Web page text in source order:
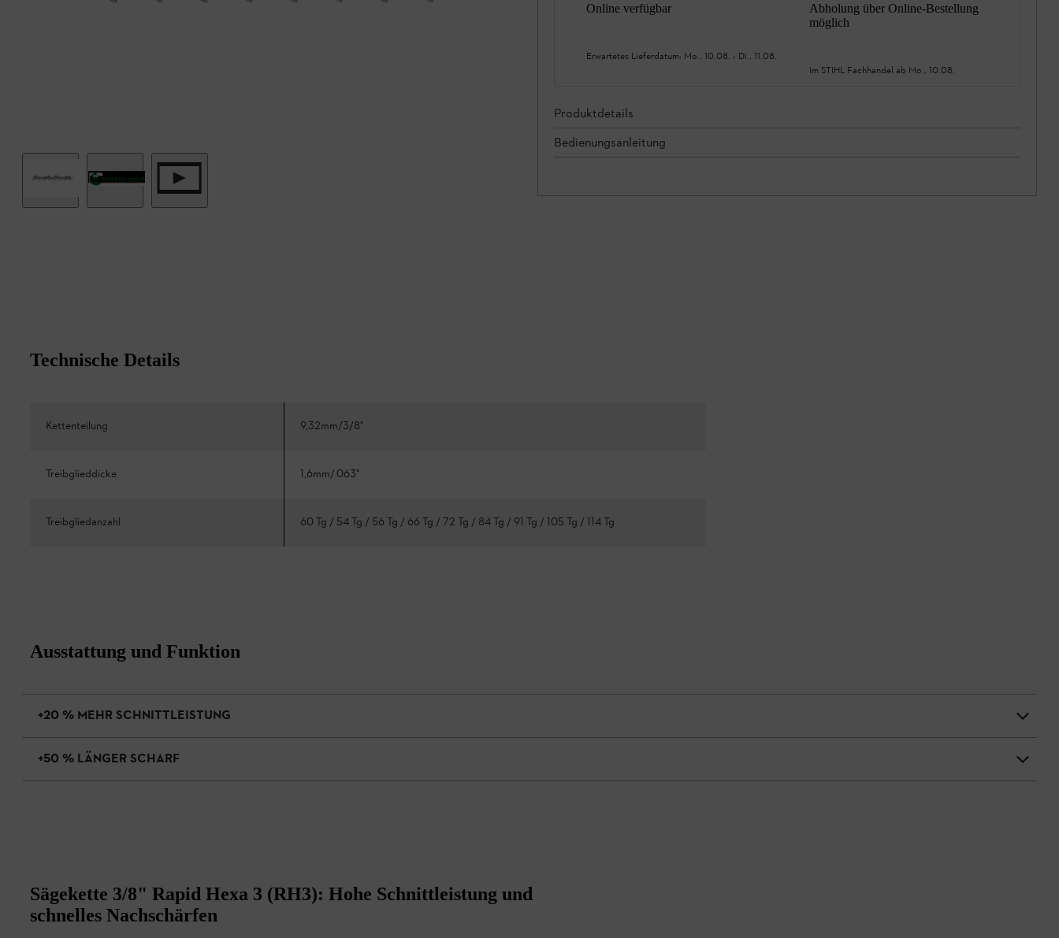
Online verfügbar
Erwartetes Lieferdatum: Mo., 10.08. - Di., 11.08.
Abholung über Online-Bestellung
möglich
Im STIHL Fachhandel ab Mo., 10.08.
Produktdetails
Bedienungsanleitung
Technische Details
Kettenteilung 9,32mm/3/8"
Treibglieddicke 1,6mm/.063"
Treibgliedanzahl 60 Tg / 54 Tg / 56 Tg / 66 Tg / 72 Tg / 84 Tg / 91 Tg / 105 Tg / 114 Tg
Ausstattung und Funktion
+20 % MEHR SCHNITTLEISTUNG
+50 % LÄNGER SCHARF
Sägekette 3/8" Rapid Hexa 3 (RH3): Hohe Schnittleistung und
schnelles Nachschärfen